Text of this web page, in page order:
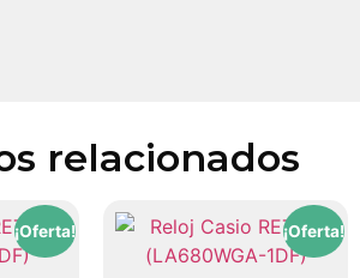
relacionados
¡Oferta! ¡Oferta!